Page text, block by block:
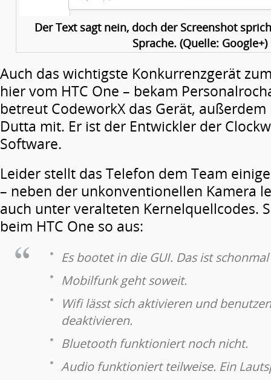
Der Text sagt nein, doch der Screenshot
Sprache. (Quelle: Google+)
Auch das wichtigste Konkurrenzgerät
hier vom HTC One – bekam
betreut CodeworkX das Gerät,
Dutta mit. Er ist der Entwickler der
Software.
Leider stellt das Telefon dem Team
– neben der unkonventionellen Kamera
auch unter veralteten Kernelquellcodes.
beim HTC One so aus:
Es bootet in die GUI. Das ist
Mobilfunk geht soweit.
Wifi lässt sich aktivieren und
deaktivieren.
Bluetooth funktioniert noch nicht.
Audio funktioniert teilweise. Ein